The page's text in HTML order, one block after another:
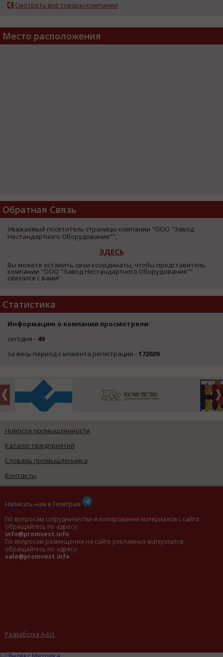
Смотреть все товары компании
Место расположения
Обратная Связь
Уважаемый посетитель страницы компании "ООО "Завод
Нестандартного Оборудования"",
ЗДЕСЬ
Вы можете оставить свои координаты, чтобы представитель
компании "ООО "Завод Нестандартного Оборудования""
связался с вами!
Статистика
Информацию о компании просмотрели:
сегодня - 49
за весь период с момента регистрации -172639
Новости промышленности
Каталог предприятий
Словарь промышленника
Контакты
Написать нам в Телеграм
По вопросам сотрудничества и копирования материалов с сайта
обращайтесь по адресу:
info@promvest.info
По вопросам размещения на сайте рекламных материалов
обращайтесь по адресу:
sale@promvest.info
Разработка Ads1